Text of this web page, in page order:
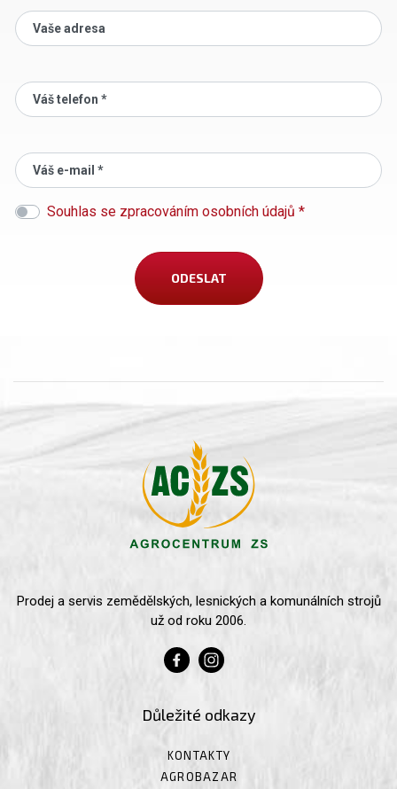
Vaše adresa
Váš telefon *
Váš e-mail *
Souhlas se zpracováním osobních údajů *
Prodej a servis zemědělských, lesnických a komunálních strojů
už od roku 2006.
Důležité odkazy
KONTAKTY
AGROBAZAR